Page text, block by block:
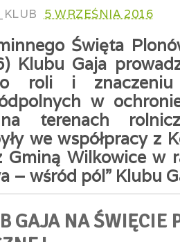
5 WRZEŚNIA 2016
Święta
Klubu Gaja
o roli i
w
terenach
we współpracy z
Gminą Wilkowice w
– wśród pól” Klubu
GAJA NA ŚWIĘCIE